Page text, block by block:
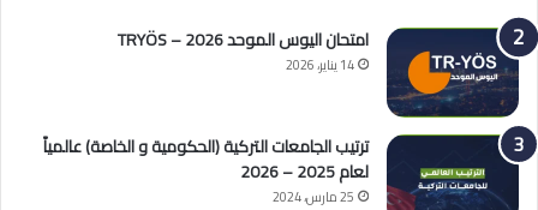
امتحان اليوس الموحد 2026 – TRYÖS
14 يناير، 2026
ترتيب الجامعات التركية (الحكومية و الخاصة) عالمياً
لعام 2025 – 2026
25 مارس، 2024